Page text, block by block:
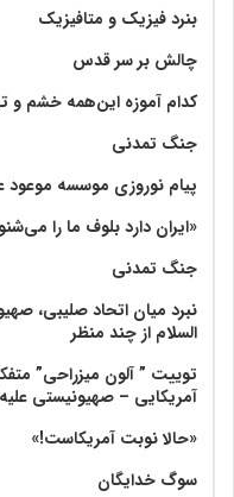
بنرد فیزیک و متافیزیک
چالش بر سر قدس
کدام آموزه این‌همه خشم و
جنگ تمدنی
پیام نوروزی موسسه موعود
«ایران دارد بلوف ما را
جنگ تمدنی
نبرد میان اتحاد صلیبی،
السلام از چند منظر
توییت ” آلون میزراحی”
آمریکایی – صهیونیستی علیه
«حالا نوبت آمریکاست!»
سوگ خدایگان